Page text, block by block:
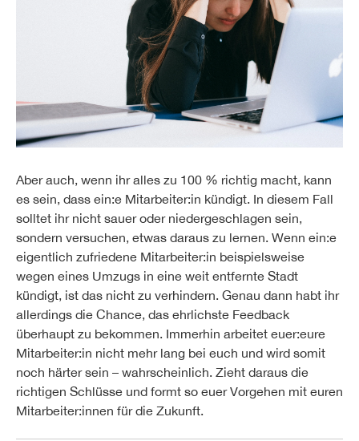
Aber auch, wenn ihr alles zu 100 % richtig macht, kann
es sein, dass ein:e Mitarbeiter:in kündigt. In diesem Fall
solltet ihr nicht sauer oder niedergeschlagen sein,
sondern versuchen, etwas daraus zu lernen. Wenn ein:e
eigentlich zufriedene Mitarbeiter:in beispielsweise
wegen eines Umzugs in eine weit entfernte Stadt
kündigt, ist das nicht zu verhindern. Genau dann habt ihr
allerdings die Chance, das ehrlichste Feedback
überhaupt zu bekommen. Immerhin arbeitet euer:eure
Mitarbeiter:in nicht mehr lang bei euch und wird somit
noch härter sein – wahrscheinlich. Zieht daraus die
richtigen Schlüsse und formt so euer Vorgehen mit euren
Mitarbeiter:innen für die Zukunft.